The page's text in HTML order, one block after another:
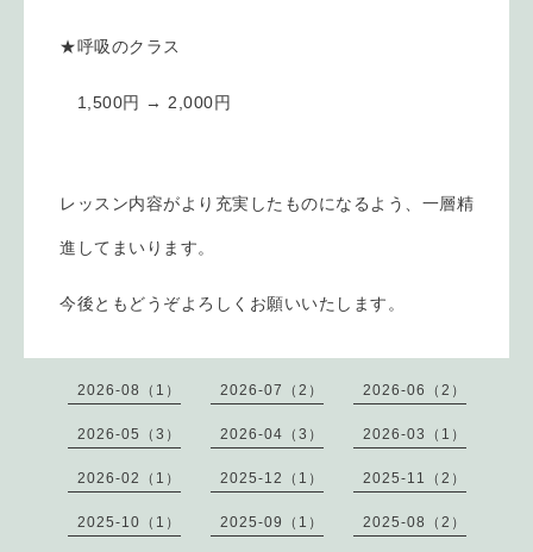
★呼吸のクラス
1,500円 → 2,000円
レッスン内容がより充実したものになるよう、 一層精
進してまいります。
今後ともどうぞよろしくお願いいたします。
2026-08（1） 2026-07（2） 2026-06（2）
2026-05（3） 2026-04（3） 2026-03（1）
2026-02（1） 2025-12（1） 2025-11（2）
2025-10（1） 2025-09（1） 2025-08（2）